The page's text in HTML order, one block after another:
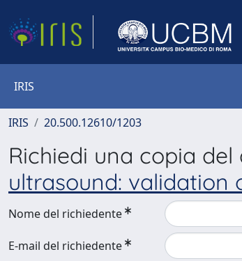
IRIS
IRIS 20.500.12610/1203
Richiedi una copia
ultrasound: validation
Nome del richiedente
E-mail del richiedente